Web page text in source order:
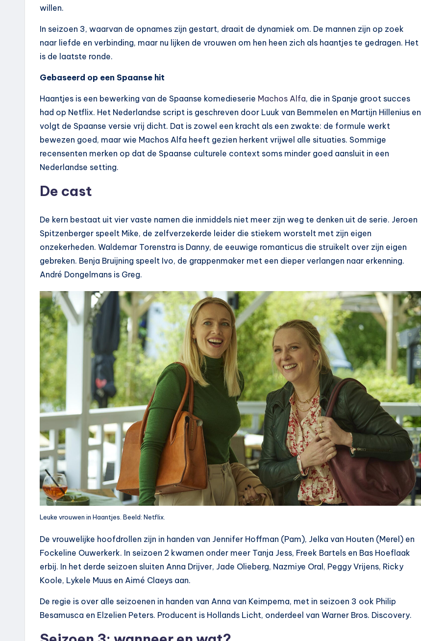
willen.
In seizoen 3, waarvan de opnames zijn gestart, draait de dynamiek om. De mannen zijn op zoek
naar liefde en verbinding, maar nu lijken de vrouwen om hen heen zich als haantjes te gedragen. Het
is de laatste ronde.
Gebaseerd op een Spaanse hit
Haantjes is een bewerking van de Spaanse komedieserie Machos Alfa, die in Spanje groot succes
had op Netflix. Het Nederlandse script is geschreven door Luuk van Bemmelen en Martijn Hillenius en
volgt de Spaanse versie vrij dicht. Dat is zowel een kracht als een zwakte: de formule werkt
bewezen goed, maar wie Machos Alfa heeft gezien herkent vrijwel alle situaties. Sommige
recensenten merken op dat de Spaanse culturele context soms minder goed aansluit in een
Nederlandse setting.
De cast
De kern bestaat uit vier vaste namen die inmiddels niet meer zijn weg te denken uit de serie. Jeroen
Spitzenberger speelt Mike, de zelfverzekerde leider die stiekem worstelt met zijn eigen
onzekerheden. Waldemar Torenstra is Danny, de eeuwige romanticus die struikelt over zijn eigen
gebreken. Benja Bruijning speelt Ivo, de grappenmaker met een dieper verlangen naar erkenning.
André Dongelmans is Greg.
Leuke vrouwen in Haantjes. Beeld: Netflix.
De vrouwelijke hoofdrollen zijn in handen van Jennifer Hoffman (Pam), Jelka van Houten (Merel) en
Fockeline Ouwerkerk. In seizoen 2 kwamen onder meer Tanja Jess, Freek Bartels en Bas Hoeflaak
erbij. In het derde seizoen sluiten Anna Drijver, Jade Olieberg, Nazmiye Oral, Peggy Vrijens, Ricky
Koole, Lykele Muus en Aimé Claeys aan.
De regie is over alle seizoenen in handen van Anna van Keimpema, met in seizoen 3 ook Philip
Besamusca en Elzelien Peters. Producent is Hollands Licht, onderdeel van Warner Bros. Discovery.